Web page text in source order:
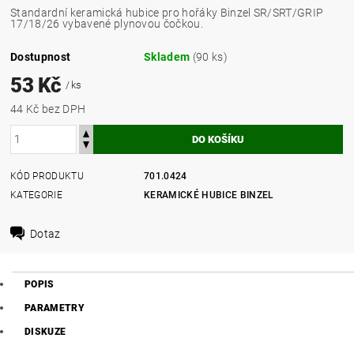
Standardní keramická hubice pro hořáky Binzel SR/SRT/GRIP
17/18/26 vybavené plynovou čočkou.
Dostupnost Skladem (90 ks)
53 Kč/ ks
44 Kč bez DPH
KÓD PRODUKTU
701.0424
KATEGORIE
KERAMICKÉ HUBICE BINZEL
Dotaz
POPIS
PARAMETRY
DISKUZE